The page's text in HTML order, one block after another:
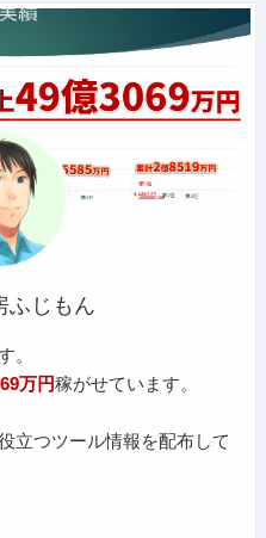
ふじもん
。
万円稼がせています。
立つツール情報を配布して